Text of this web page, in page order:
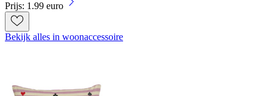
Prijs: 1.99 euro
Bekijk alles in woonaccessoire